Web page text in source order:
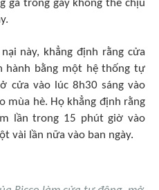
gà trống gáy không thể chịu
này, khẳng định rằng cửa
hành bằng một hệ thống tự
cửa vào lúc 8h30 sáng vào
mùa hè. Họ khẳng định rằng
lần trong 15 phút giờ vào
vài lần nữa vào ban ngày.